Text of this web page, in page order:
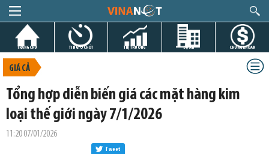
TRANG CHỦ TIN GIỜ CHÓT THỊ TRƯỜNG DỰ ÁN CHỨNG KHOÁN
GIÁ CẢ
Tổng hợp diễn biến giá các mặt hàng kim
loại thế giới ngày 7/1/2026
11:20 07/01/2026
Tweet